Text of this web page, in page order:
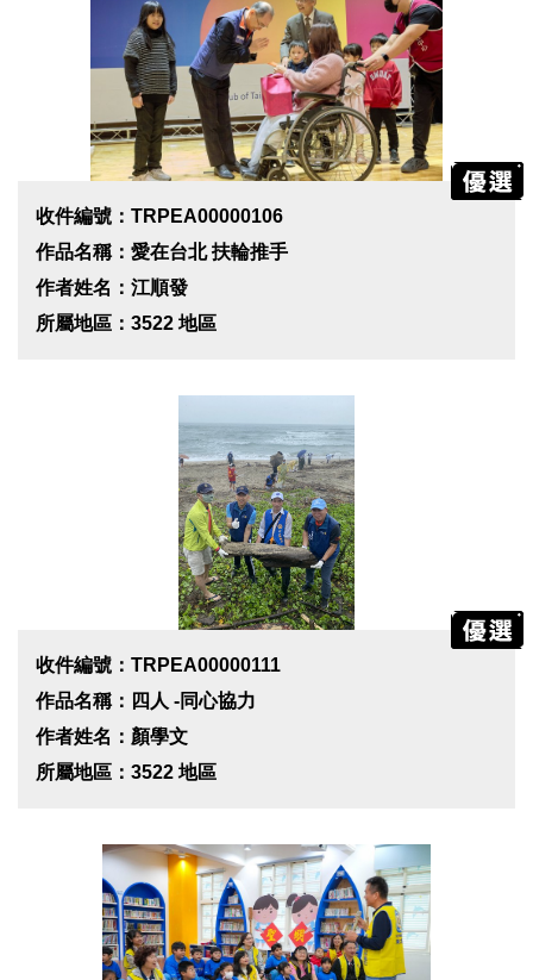
收件編號：TRPEA00000106
作品名稱：愛在台北 扶輪推手
作者姓名：江順發
所屬地區：3522 地區
收件編號：TRPEA00000111
作品名稱：四人 -同心協力
作者姓名：顏學文
所屬地區：3522 地區